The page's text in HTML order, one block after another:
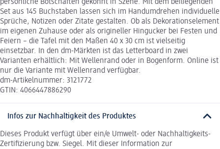
persönliche Botschaften gekonnt in Szene. Mit dem beiliegenden
Set aus 145 Buchstaben lassen sich im Handumdrehen individuelle
Sprüche, Notizen oder Zitate gestalten. Ob als Dekorationselement
im eigenen Zuhause oder als origineller Hingucker bei Festen und
Feiern – die Tafel mit den Maßen 40 x 30 cm ist vielseitig
einsetzbar. In den dm-Märkten ist das Letterboard in zwei
Varianten erhältlich: Mit Wellenrand oder in Bogenform. Online ist
nur die Variante mit Wellenrand verfügbar.
dm-Artikelnummer: 3121772
GTIN: 4066447886290
Infos zur Nachhaltigkeit des Produktes
Dieses Produkt verfügt über ein/e Umwelt- oder Nachhaltigkeits-
Zertifizierung bzw. Siegel. Mit dieser Information zur